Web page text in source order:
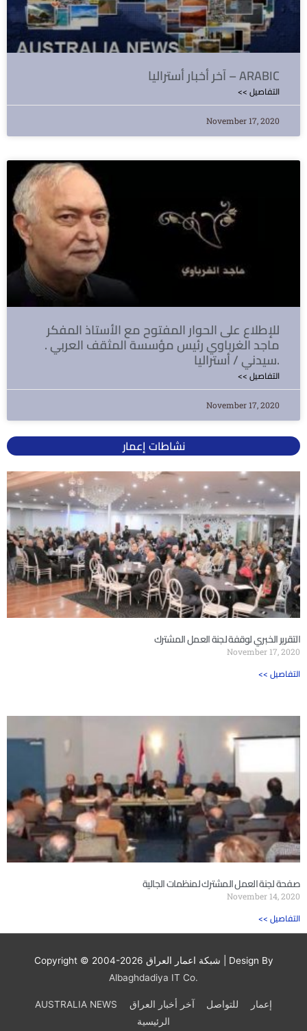
آخر أخبار أستراليا – ARABIC
<< التفاصيل
November 17, 2020
للإطلاع على الحوار المفتوح مع الأستاذ المفكر
ماجد الغرباوي رئيس مؤسسة المثقف العربي .
سيدني / أستراليا.
<< التفاصيل
November 17, 2020
نشاطات إعمار
التقرير الخبري لوقفة لجنة العمل المشترك
November 17, 2020
<< التفاصيل
صفحة لجنة العمل المشترك لمنظمات الجالية
November 14, 2020
<< التفاصيل
Copyright © 2004-2026 شبكة اعمار العراق | Design By
Albaghdadiya IT Co.
AUSTRALIA NEWS آخر أخبار العراق للتواصل
إعمار
الرئيسية